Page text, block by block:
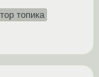
топика